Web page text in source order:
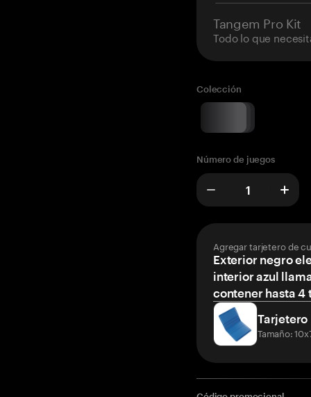
Tangem Pro Kit
Todo lo que
Colección
Número de juegos
Agregar tarjetero de
Exterior negro
interior azul
contener hasta 4
Tarjetero
Tamaño: